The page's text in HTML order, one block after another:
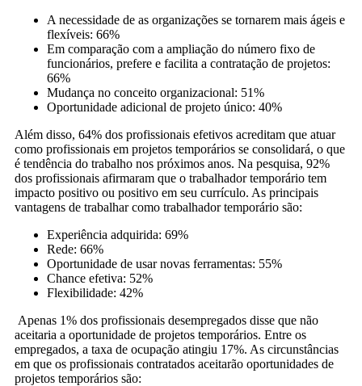
A necessidade de as organizações se tornarem mais ágeis e
flexíveis: 66%
Em comparação com a ampliação do número fixo de
funcionários, prefere e facilita a contratação de projetos:
66%
Mudança no conceito organizacional: 51%
Oportunidade adicional de projeto único: 40%
Além disso, 64% dos profissionais efetivos acreditam que atuar
como profissionais em projetos temporários se consolidará, o que
é tendência do trabalho nos próximos anos. Na pesquisa, 92%
dos profissionais afirmaram que o trabalhador temporário tem
impacto positivo ou positivo em seu currículo. As principais
vantagens de trabalhar como trabalhador temporário são:
Experiência adquirida: 69%
Rede: 66%
Oportunidade de usar novas ferramentas: 55%
Chance efetiva: 52%
Flexibilidade: 42%
Apenas 1% dos profissionais desempregados disse que não
aceitaria a oportunidade de projetos temporários. Entre os
empregados, a taxa de ocupação atingiu 17%. As circunstâncias
em que os profissionais contratados aceitarão oportunidades de
projetos temporários são: